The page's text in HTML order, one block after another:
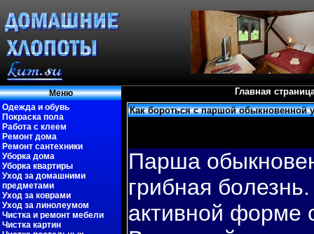
Меню
Одежда и обувь
Покраска пола
Работа с клеем
Ремонт дома
Ремонт сантехники
Уборка дома
Уборка квартиры
Уход за домашними
предметами
Уход за коврами
Уход за линолеумом
Чистка и ремонт мебели
Чистка картин
Главная
Как бороться с паршой обыкновенной
Парша
грибная
активной форме